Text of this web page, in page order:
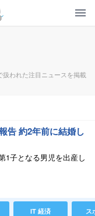
扱われた注目ニュースを掲載
告 約2年前に結婚し
1子となる男児を出産し
IT 経済 ス